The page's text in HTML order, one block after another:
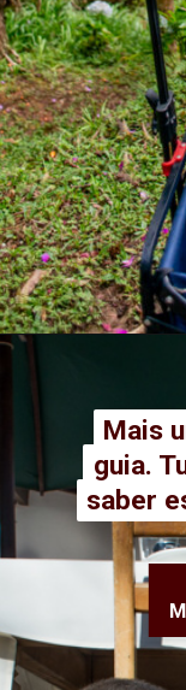
Mais
guia.
saber
Mais
guia.
saber